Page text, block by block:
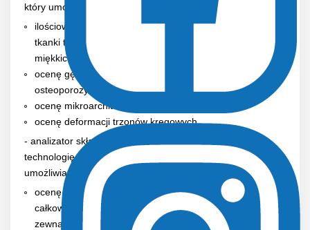
który umożliwia:
ilościową ocenę zawartości tkanki tłuszczowej ( w tym
tkanki tłuszczowej trzewnej), beztłuszczowych tkanek
miękkich i masy kostnej
ocenę gęstości mineralnej kości i diagnostykę
osteoporozy
ocenę mikroarchitektury kości
ocenę deformacji trzonów kręgowych
- analizator składu ciała InBody 770 wykorzystujący
technologię Impedancji Bioelektrycznej (BIA), który
umożliwia:
ocenę zawartości tkanki tłuszczowej, tkanki mięśniowej,
całkowitej zawartości wody ( w tym wody wewnątrz- i
zewnątrzkomórkowej) oraz masy kostnej